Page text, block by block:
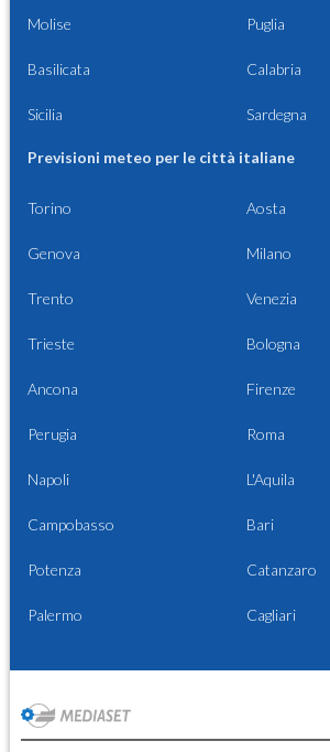
Molise Puglia
Basilicata Calabria
Sicilia Sardegna
Previsioni meteo per le città italiane
Torino Aosta
Genova Milano
Trento Venezia
Trieste Bologna
Ancona Firenze
Perugia Roma
Napoli L'Aquila
Campobasso Bari
Potenza Catanzaro
Palermo Cagliari